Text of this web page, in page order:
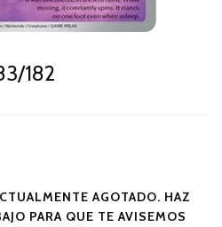
182
AGOTADO. HAZ
PARA QUE TE AVISEMOS